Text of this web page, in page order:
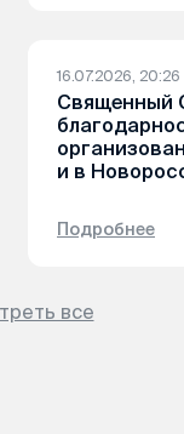
16.07.2026, 20:26
Священный
и в
Подробнее
все